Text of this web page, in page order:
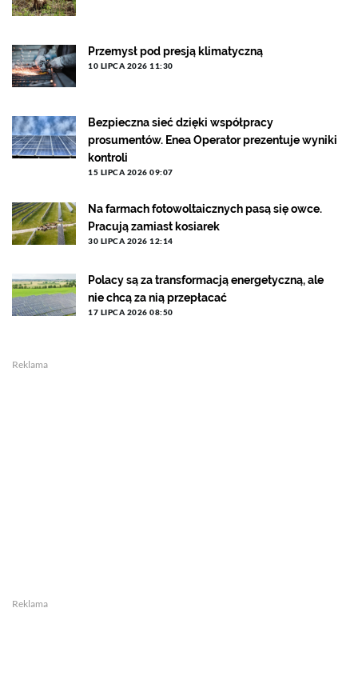
Przemysł pod presją klimatyczną
10 LIPCA 2026 11:30
Bezpieczna sieć dzięki współpracy
prosumentów. Enea Operator prezentuje wyniki
kontroli
15 LIPCA 2026 09:07
Na farmach fotowoltaicznych pasą się owce.
Pracują zamiast kosiarek
30 LIPCA 2026 12:14
Polacy są za transformacją energetyczną, ale
nie chcą za nią przepłacać
17 LIPCA 2026 08:50
Reklama
Reklama